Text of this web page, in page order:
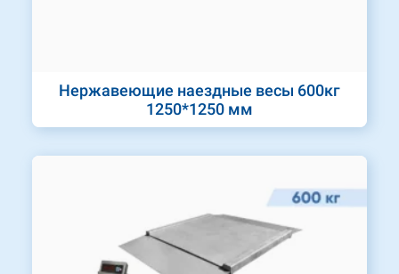
Нержавеющие наездные весы 600кг
1250*1250 мм